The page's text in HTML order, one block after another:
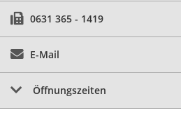
0631 365 - 1419
E-Mail
Öffnungszeiten